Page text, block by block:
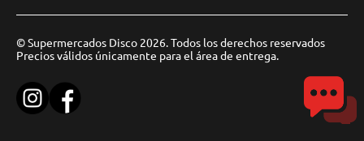
© Supermercados Disco 2026. Todos los derechos reservados
Precios válidos únicamente para el área de entrega.